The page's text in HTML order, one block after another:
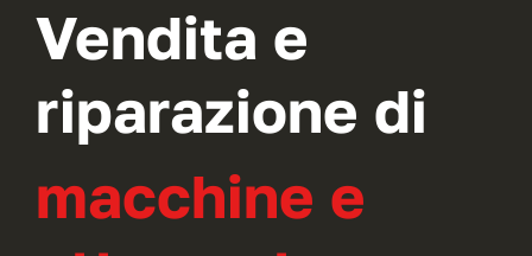
Vendita e
riparazione di
macchine e